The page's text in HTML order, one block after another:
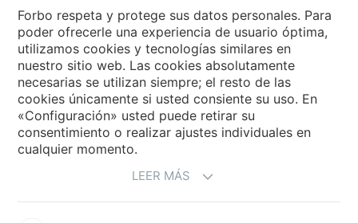
Forbo Flooring Systems
Forbo Movement Systems
Selecciona un país
Forbo respeta y protege sus datos personales. Para
poder ofrecerle una experiencia de usuario óptima,
utilizamos cookies y tecnologías similares en
nuestro sitio web. Las cookies absolutamente
necesarias se utilizan siempre; el resto de las
cookies únicamente si usted consiente su uso. En
«Configuración» usted puede retirar su
consentimiento o realizar ajustes individuales en
cualquier momento.
LEER MÁS